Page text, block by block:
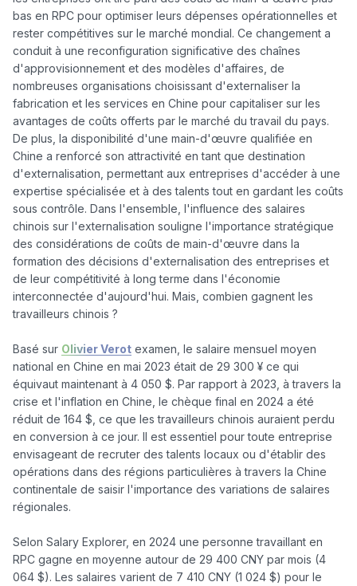
bas en RPC pour optimiser leurs dépenses opérationnelles et
rester compétitives sur le marché mondial. Ce changement a
conduit à une reconfiguration significative des chaînes
d'approvisionnement et des modèles d'affaires, de
nombreuses organisations choisissant d'externaliser la
fabrication et les services en Chine pour capitaliser sur les
avantages de coûts offerts par le marché du travail du pays.
De plus, la disponibilité d'une main-d'œuvre qualifiée en
Chine a renforcé son attractivité en tant que destination
d'externalisation, permettant aux entreprises d'accéder à une
expertise spécialisée et à des talents tout en gardant les coûts
sous contrôle. Dans l'ensemble, l'influence des salaires
chinois sur l'externalisation souligne l'importance stratégique
des considérations de coûts de main-d'œuvre dans la
formation des décisions d'externalisation des entreprises et
de leur compétitivité à long terme dans l'économie
interconnectée d'aujourd'hui. Mais, combien gagnent les
travailleurs chinois ?
Basé sur Olivier Verot examen, le salaire mensuel moyen
national en Chine en mai 2023 était de 29 300 ¥ ce qui
équivaut maintenant à 4 050 $. Par rapport à 2023, à travers la
crise et l'inflation en Chine, le chèque final en 2024 a été
réduit de 164 $, ce que les travailleurs chinois auraient perdu
en conversion à ce jour. Il est essentiel pour toute entreprise
envisageant de recruter des talents locaux ou d'établir des
opérations dans des régions particulières à travers la Chine
continentale de saisir l'importance des variations de salaires
régionales.
Selon Salary Explorer, en 2024 une personne travaillant en
RPC gagne en moyenne autour de 29 400 CNY par mois (4
064 $). Les salaires varient de 7 410 CNY (1 024 $) pour le